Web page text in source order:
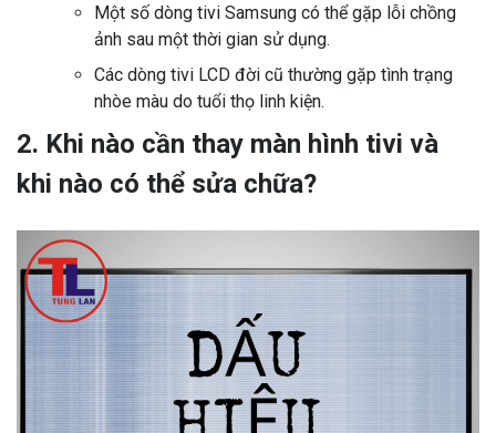
Một số dòng tivi Samsung có thể gặp lỗi chồng
ảnh sau một thời gian sử dụng.
Các dòng tivi LCD đời cũ thường gặp tình trạng
nhòe màu do tuổi thọ linh kiện.
2. Khi nào cần thay màn hình tivi và
khi nào có thể sửa chữa?